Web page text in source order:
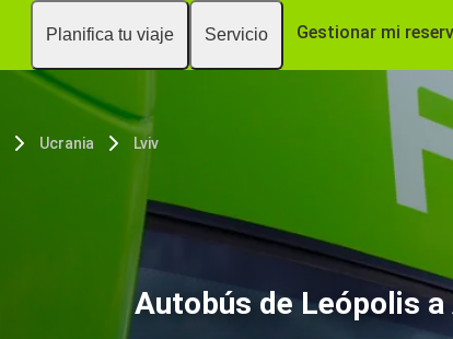
Planifica tu viaje Servicio Gestionar mi
Ucrania Lviv
Autobús de Leópolis